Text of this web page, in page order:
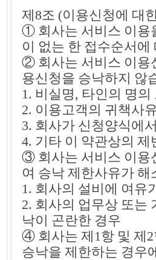
제8조 (이용신청에 대
① 회사는 서비스 이용
이 없는 한 접수순서
② 회사는 서비스 이용
용신청을 승낙하지 않
1. 비실명, 타인의 명
2. 이용고객의 귀책사
3. 회사가 신청양식에
4. 기타 이 약관상의
③ 회사는 서비스 이용
여 승낙 제한사유가
1. 회사의 설비에 여유
2. 회사의 업무상 또는
낙이 곤란한 경우
④ 회사는 제1항 및 제
승낙을 제한하는 경우